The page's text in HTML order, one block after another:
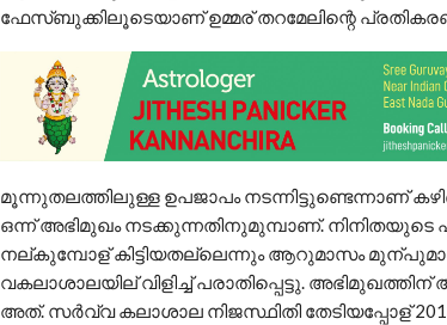
ഫേസ്ബുക്കിലൂടെയാണ് ഉമ്മര് തറമേലിന്റെ
മൂന്നുതലത്തിലുള്ള ഉപജാപം നടന്നിട്ടുണ്ടെന്നാണ്
ഒന്ന് അഭിമുഖം നടക്കുന്നതിനുമുമ്പാണ്. നിനിതയുടെ
നല്കുമ്പോള് കിട്ടിയതല്ലെന്നും ആറുമാസം
വകലാശാലയില് വിളിച്ച് പരാതിപ്പെട്ടു.
അത്. സർവ്വ കലാശാല നിജസ്ഥിതി തേടിയപ്പോള്